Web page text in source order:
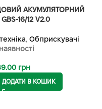
АКУМУЛЯТОРНИЙ
16/12 V2.0
, Обприскувачі
грн
ДОДАТИ В КОШИК